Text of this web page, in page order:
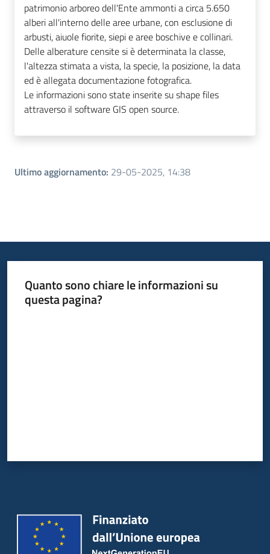
patrimonio arboreo dell'Ente ammonti a circa 5.650
alberi all'interno delle aree urbane, con esclusione di
arbusti, aiuole fiorite, siepi e aree boschive e collinari.
Delle alberature censite si è determinata la classe,
l'altezza stimata a vista, la specie, la posizione, la data
ed è allegata documentazione fotografica.
Le informazioni sono state inserite su shape files
attraverso il software GIS open source.
Ultimo aggiornamento: 29-05-2025, 14:38
Quanto sono chiare le informazioni su
questa pagina?